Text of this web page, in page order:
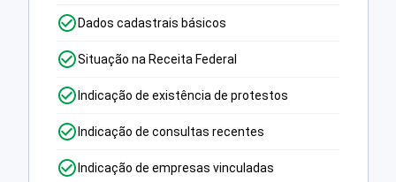
Dados cadastrais básicos
Situação na Receita Federal
Indicação de existência de protestos
Indicação de consultas recentes
Indicação de empresas vinculadas